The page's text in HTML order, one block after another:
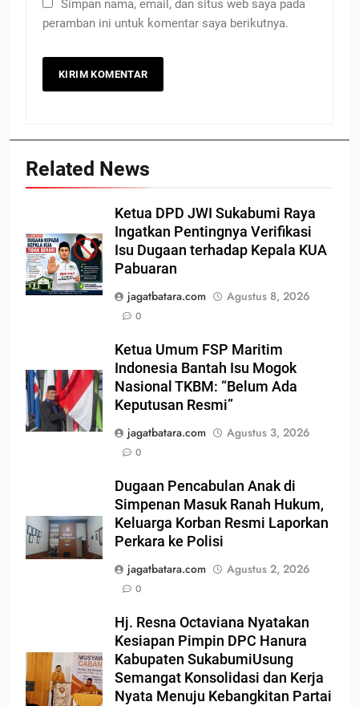
Simpan nama, email, dan situs web saya pada
peramban ini untuk komentar saya berikutnya.
Related News
Ketua DPD JWI Sukabumi Raya
Ingatkan Pentingnya Verifikasi
Isu Dugaan terhadap Kepala KUA
Pabuaran
jagatbatara.com
Agustus 8, 2026
0
Ketua Umum FSP Maritim
Indonesia Bantah Isu Mogok
Nasional TKBM: “Belum Ada
Keputusan Resmi”
jagatbatara.com
Agustus 3, 2026
0
Dugaan Pencabulan Anak di
Simpenan Masuk Ranah Hukum,
Keluarga Korban Resmi Laporkan
Perkara ke Polisi
jagatbatara.com
Agustus 2, 2026
0
Hj. Resna Octaviana Nyatakan
Kesiapan Pimpin DPC Hanura
Kabupaten SukabumiUsung
Semangat Konsolidasi dan Kerja
Nyata Menuju Kebangkitan Partai